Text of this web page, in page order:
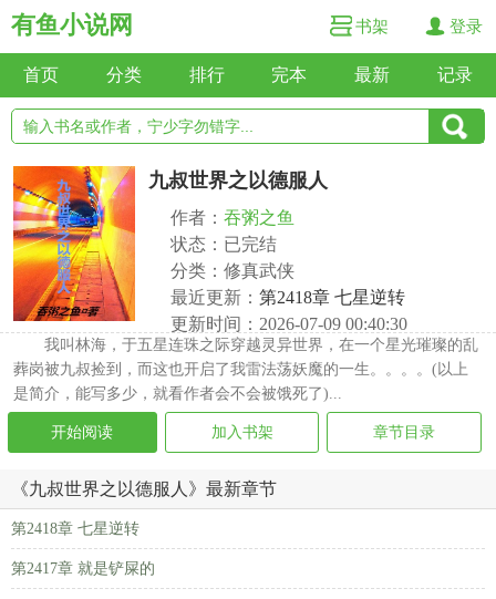
有鱼小说网 书架 登录
首页 分类 排行 完本 最新 记录
九叔世界之以德服人
作者： 吞粥之鱼
状态：已完结
分类：修真武侠
最近更新： 第2418章 七星逆转
更新时间：2026-07-09 00:40:30
我叫林海，于五星连珠之际穿越灵异世界，在一个星光璀璨的乱
葬岗被九叔捡到，而这也开启了我雷法荡妖魔的一生。。。。(以上
是简介，能写多少，就看作者会不会被饿死了)...
开始阅读 加入书架 章节目录
《九叔世界之以德服人》最新章节
第2418章 七星逆转
第2417章 就是铲屎的